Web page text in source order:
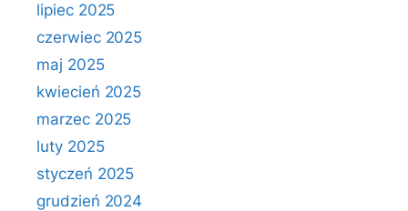
lipiec 2025
czerwiec 2025
maj 2025
kwiecień 2025
marzec 2025
luty 2025
styczeń 2025
grudzień 2024